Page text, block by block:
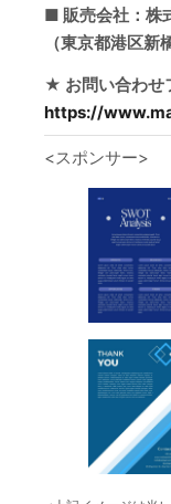
■ 販売会社：株
（東京都港区新
★ お問い合わせ
https://
<スポンサー>